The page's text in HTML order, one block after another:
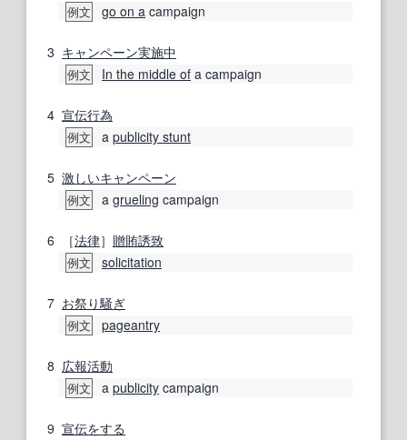
例文 go on a campaign
3 キャンペーン実施中
例文 In the middle of a campaign
4 宣伝行為
例文 a publicity stunt
5 激しいキャンペーン
例文 a grueling campaign
6 ［法律］ 贈賄誘致
例文 solicitation
7 お祭り騒ぎ
例文 pageantry
8 広報活動
例文 a publicity campaign
9 宣伝をする